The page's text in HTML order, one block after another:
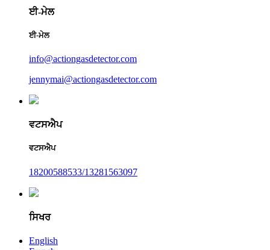
ਈ-ਮੇਲ
ਈ-ਮੇਲ
info@actiongasdetector.com
jennymai@actiongasdetector.com
ਵਟਸਐਪ
ਵਟਸਐਪ
18200588533/13281563097
ਸਿਖਰ
English